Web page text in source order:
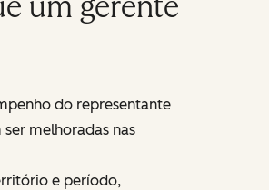
um gerente
do representante
melhoradas nas
e período,